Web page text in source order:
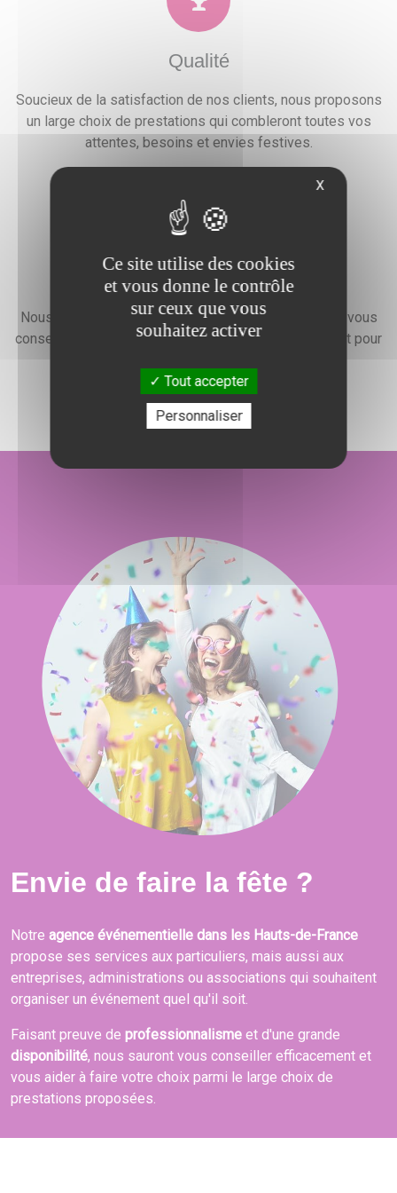
Qualité
Soucieux de la satisfaction de nos clients, nous proposons
un large choix de prestations qui combleront toutes vos
attentes, besoins et envies festives.
Devis gratuit
Nous faisons preuve d'une grande disponibilité pour vous
conseiller, vous renseigner et élaborer un devis gratuit pour
Envie de faire la fête ?
Notre agence événementielle dans les Hauts-de-France
propose ses services aux particuliers, mais aussi aux
entreprises, administrations ou associations qui souhaitent
organiser un événement quel qu'il soit.
Faisant preuve de professionnalisme et d'une grande
disponibilité, nous sauront vous conseiller efficacement et
vous aider à faire votre choix parmi le large choix de
prestations proposées.
X
Ce site utilise des cookies
et vous donne le contrôle
sur ceux que vous
souhaitez activer
Tout accepter
Personnaliser